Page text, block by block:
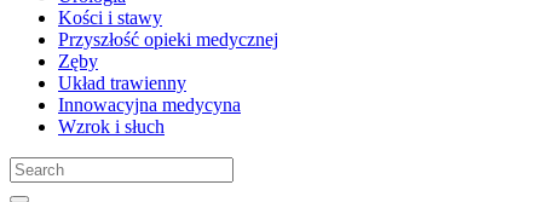
Kości i stawy
Przyszłość opieki medycznej
Zęby
Układ trawienny
Innowacyjna medycyna
Wzrok i słuch